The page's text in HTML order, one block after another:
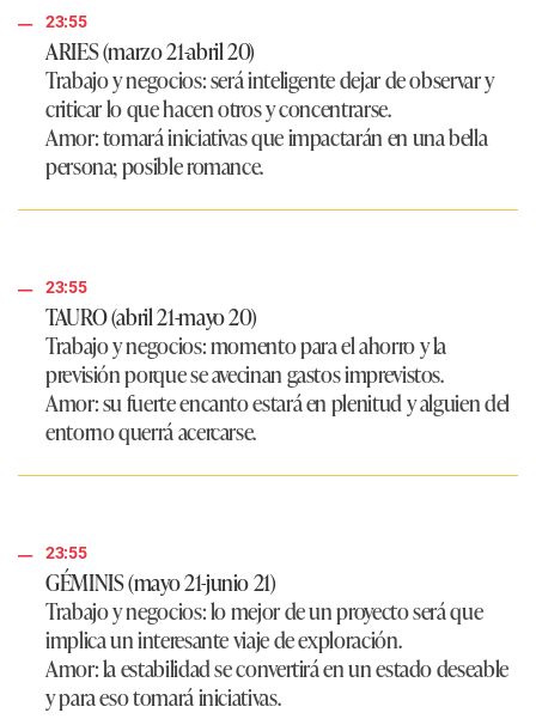
23:55
ARIES (marzo 21-abril 20)
Trabajo y negocios:será inteligente dejar de observar y
criticar lo que hacen otros y concentrarse.
Amor:tomará iniciativas que impactarán en una bella
persona; posible romance.
23:55
TAURO (abril 21-mayo 20)
Trabajo y negocios:momento para el ahorro y la
previsión porque se avecinan gastos imprevistos.
Amor:su fuerte encanto estará en plenitud y alguien del
entorno querrá acercarse.
23:55
GÉMINIS (mayo 21-junio 21)
Trabajo y negocios:lo mejor de un proyecto será que
implica un interesante viaje de exploración.
Amor:la estabilidad se convertirá en un estado deseable
y para eso tomará iniciativas.